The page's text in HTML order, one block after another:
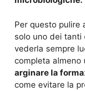
Per questo pulire
solo uno dei tanti
vederla sempre
completa almeno
arginare la
come evitare la